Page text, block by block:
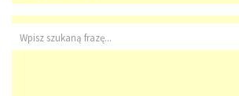
Wyszukiwarka